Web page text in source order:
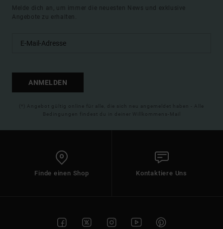
Melde dich an, um immer die neuesten News und exklusive
Angebote zu erhalten.
ANMELDEN
(*) Angebot gültig online für alle, die sich neu angemeldet haben - Alle
Bedingungen findest du in deiner Willkommens-Mail
Finde einen Shop Kontaktiere Uns